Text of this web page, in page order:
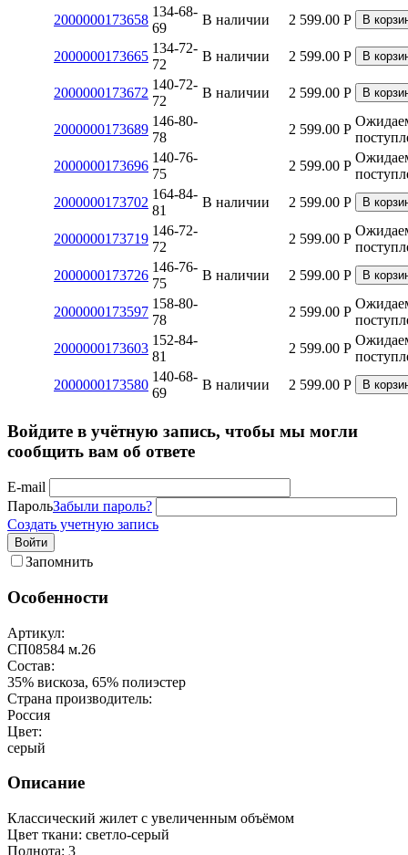
2000000173658
134-68-
69
В наличии 2 599.00 Р В
2000000173665
134-72-
72
В наличии 2 599.00 Р В
2000000173672
140-72-
72
В наличии 2 599.00 Р В
2000000173689
146-80-
78
2 599.00 Р
2000000173696
140-76-
75
2 599.00 Р
2000000173702
164-84-
81
В наличии 2 599.00 Р В
2000000173719
146-72-
72
2 599.00 Р
2000000173726
146-76-
75
В наличии 2 599.00 Р В
2000000173597
158-80-
78
2 599.00 Р
2000000173603
152-84-
81
2 599.00 Р
2000000173580
140-68-
69
В наличии 2 599.00 Р В
Войдите в учётную запись, чтобы мы могли
сообщить вам об ответе
E-mail
ПарольЗабыли пароль?
Создать учетную запись
Войти
Запомнить
Особенности
Артикул:
СП08584 м.26
Состав:
35% вискоза, 65% полиэстер
Страна производитель:
Россия
Цвет:
серый
Описание
Классический жилет с увеличенным объёмом
Цвет ткани: светло-серый
Полнота: 3